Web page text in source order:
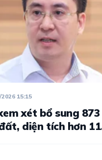
15:15
xét bổ sung
diện tích hơn